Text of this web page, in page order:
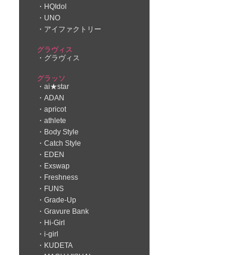
HQIdol
UNO
アイファクトリー
グラヴィス
グラヴィス
グラッソ
ai★star
ADAN
apricot
athlete
Body Style
Catch Style
EDEN
Exswap
Freshness
FUNS
Grade-Up
Gravure Bank
Hi-Girl
i-girl
KUDETA